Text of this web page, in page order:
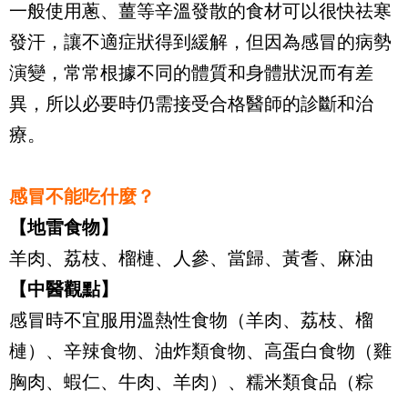
一般使用蔥、薑等辛溫發散的食材可以很快祛寒
發汗，讓不適症狀得到緩解，但因為感冒的病勢
演變，常常根據不同的體質和身體狀況而有差
異，所以必要時仍需接受合格醫師的診斷和治
療。
感冒不能吃什麼？
【地雷食物】
羊肉、荔枝、榴槤、人參、當歸、黃耆、麻油
【中醫觀點】
感冒時不宜服用溫熱性食物（羊肉、荔枝、榴
槤）、辛辣食物、油炸類食物、高蛋白食物（雞
胸肉、蝦仁、牛肉、羊肉）、糯米類食品（粽